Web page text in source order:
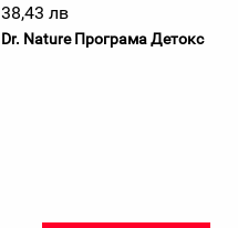
38,43 лв
Dr. Nature Програма Детокс